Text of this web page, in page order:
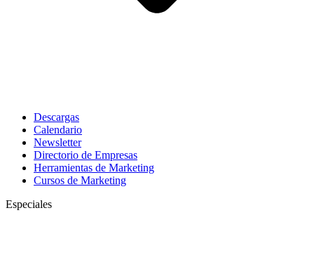
Descargas
Calendario
Newsletter
Directorio de Empresas
Herramientas de Marketing
Cursos de Marketing
Especiales